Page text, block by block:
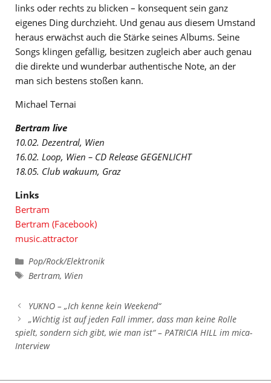
links oder rechts zu blicken – konsequent sein ganz
eigenes Ding durchzieht. Und genau aus diesem Umstand
heraus erwächst auch die Stärke seines Albums. Seine
Songs klingen gefällig, besitzen zugleich aber auch genau
die direkte und wunderbar authentische Note, an der
man sich bestens stoßen kann.
Michael Ternai
Bertram live
10.02. Dezentral, Wien
16.02. Loop, Wien – CD Release GEGENLICHT
18.05. Club wakuum, Graz
Links
Bertram
Bertram (Facebook)
music.attractor
Kategorien
Pop/Rock/Elektronik
Schlagwörter
Bertram, Wien
YUKNO – „Ich kenne kein Weekend“
„Wichtig ist auf jeden Fall immer, dass man keine Rolle
spielt, sondern sich gibt, wie man ist“ – PATRICIA HILL im mica-
Interview